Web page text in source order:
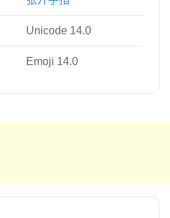
Unicode 14.0
Emoji 14.0